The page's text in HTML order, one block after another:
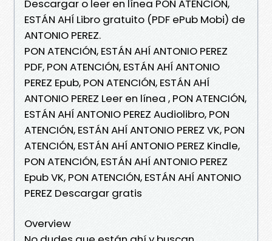
Descargar o leer en línea PON ATENCIÓN,
ESTÁN AHÍ Libro gratuito (PDF ePub Mobi) de
ANTONIO PEREZ.
PON ATENCIÓN, ESTÁN AHÍ ANTONIO PEREZ
PDF, PON ATENCIÓN, ESTÁN AHÍ ANTONIO
PEREZ Epub, PON ATENCIÓN, ESTÁN AHÍ
ANTONIO PEREZ Leer en línea , PON ATENCIÓN,
ESTÁN AHÍ ANTONIO PEREZ Audiolibro, PON
ATENCIÓN, ESTÁN AHÍ ANTONIO PEREZ VK, PON
ATENCIÓN, ESTÁN AHÍ ANTONIO PEREZ Kindle,
PON ATENCIÓN, ESTÁN AHÍ ANTONIO PEREZ
Epub VK, PON ATENCIÓN, ESTÁN AHÍ ANTONIO
PEREZ Descargar gratis
Overview